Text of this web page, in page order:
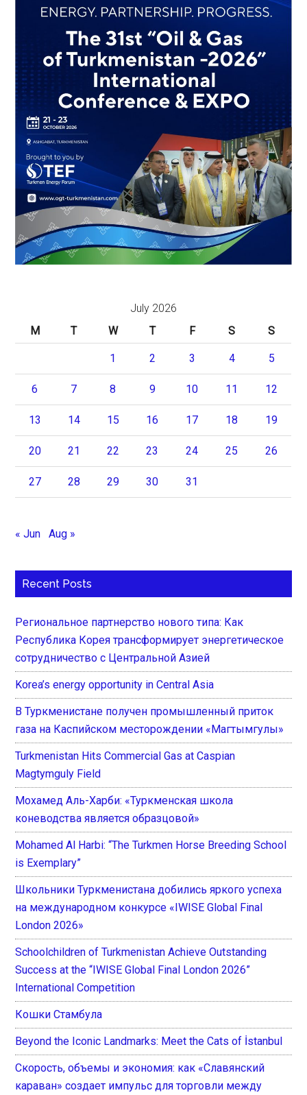
July 2026
M
T W T F S S
1 2 3 4 5
6 7 8 9 10 11 12
13 14 15 16 17 18 19
20 21 22 23 24 25 26
27 28 29 30 31
« Jun Aug »
Recent Posts
Региональное партнерство нового типа: Как
Республика Корея трансформирует энергетическое
сотрудничество с Центральной Азией
Korea’s energy opportunity in Central Asia
В Туркменистане получен промышленный приток
газа на Каспийском месторождении «Магтымгулы»
Turkmenistan Hits Commercial Gas at Caspian
Magtymguly Field
Мохамед Аль-Харби: «Туркменская школа
коневодства является образцовой»
Mohamed Al Harbi: “The Turkmen Horse Breeding School
is Exemplary”
Школьники Туркменистана добились яркого успеха
на международном конкурсе «IWISE Global Final
London 2026»
Schoolchildren of Turkmenistan Achieve Outstanding
Success at the “IWISE Global Final London 2026”
International Competition
Кошки Стамбула
Beyond the Iconic Landmarks: Meet the Cats of İstanbul
Скорость, объемы и экономия: как «Славянский
караван» создает импульс для торговли между